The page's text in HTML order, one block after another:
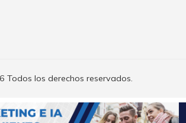
Todos los derechos reservados.